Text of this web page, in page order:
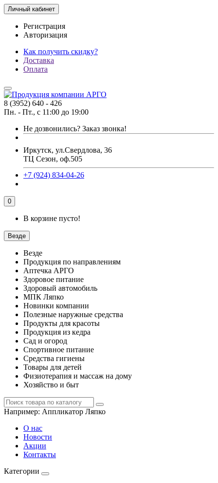
Личный кабинет
Регистрация
Авторизация
Как получить скидку?
Доставка
Оплата
8 (3952) 640 - 426
Пн. - Пт., с 11:00 до 19:00
Не дозвонились? Заказ звонка!
Иркутск, ул.Свердлова, 36
ТЦ Сезон, оф.505
+7 (924) 834-04-26
0
В корзине пусто!
Везде
Везде
Продукция по направлениям
Аптечка АРГО
Здоровое питание
Здоровый автомобиль
МПК Ляпко
Новинки компании
Полезные наружные средства
Продукты для красоты
Продукция из кедра
Сад и огород
Спортивное питание
Средства гигиены
Товары для детей
Физиотерапия и массаж на дому
Хозяйство и быт
Например: Аппликатор Ляпко
О нас
Новости
Акции
Контакты
Категории